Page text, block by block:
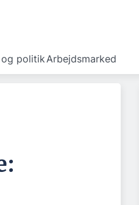
og politikArbejdsmarked